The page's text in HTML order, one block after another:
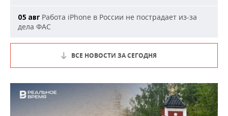
05 авг Работа iPhone в России не пострадает из-за
дела ФАС
ВСЕ НОВОСТИ ЗА СЕГОДНЯ